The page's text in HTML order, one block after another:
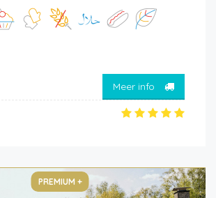
Meer info
PREMIUM +